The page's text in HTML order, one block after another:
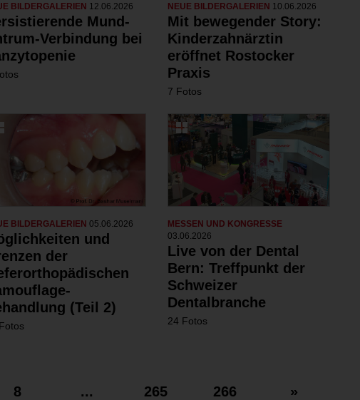
BILDERGALERIEN 12.06.2026
Mund-
Verbindung bei
NEUE BILDERGALERIEN 10.06.2026
Mit bewegender Story:
Kinderzahnärztin
eröffnet Rostocker
Praxis
7 Fotos
BILDERGALERIEN 05.06.2026
und
der
(Teil 2)
MESSEN UND KONGRESSE
03.06.2026
Live von der Dental
Bern: Treffpunkt der
Schweizer
Dentalbranche
24 Fotos
8 ... 265 266 »